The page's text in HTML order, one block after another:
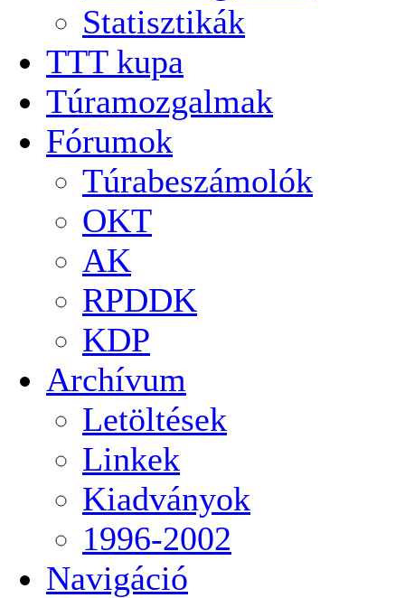
Statisztikák
TTT kupa
Túramozgalmak
Fórumok
Túrabeszámolók
OKT
AK
RPDDK
KDP
Archívum
Letöltések
Linkek
Kiadványok
1996-2002
Navigáció